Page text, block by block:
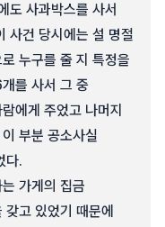
도 사과박스를 사서
사건 당시에는 설 명절
누구를 줄 지 특정을
를 사서 그 중
에게 주었고 나머지
부분 공소사실
다.
가게의 집금
고 있었기 때문에